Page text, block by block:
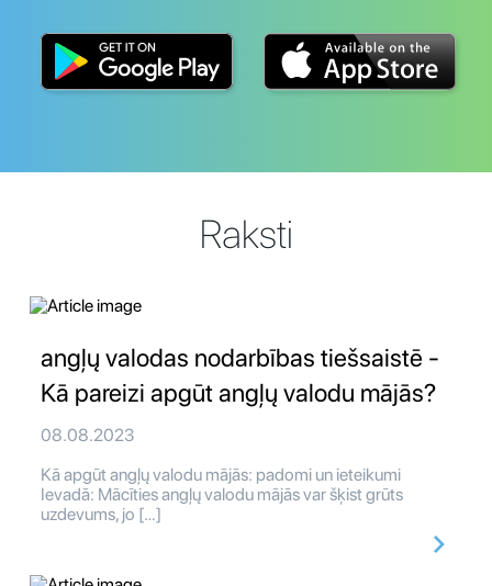
Raksti
angļų valodas nodarbības tiešsaistē -
Kā pareizi apgūt angļų valodu mājās?
08.08.2023
Kā apgūt angļų valodu mājās: padomi un ieteikumi
Ievadā: Mācīties angļų valodu mājās var šķist grūts
uzdevums, jo […]